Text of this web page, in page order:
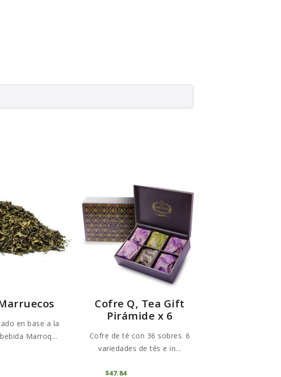
en base a la
Marroq...
Cofre Q, Tea Gift
Pirámide x 6
Cofre de té con 36 sobres. 6
variedades de tés e in...
$47 84